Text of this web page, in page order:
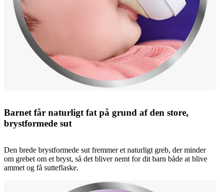
Barnet får naturligt fat på grund af den store,
brystformede sut
Den brede brystformede sut fremmer et naturligt greb, der minder
om grebet om et bryst, så det bliver nemt for dit barn både at blive
ammet og få sutteflaske.